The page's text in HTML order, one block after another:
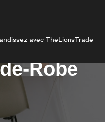
avec TheLionsTrade
pour
Robe